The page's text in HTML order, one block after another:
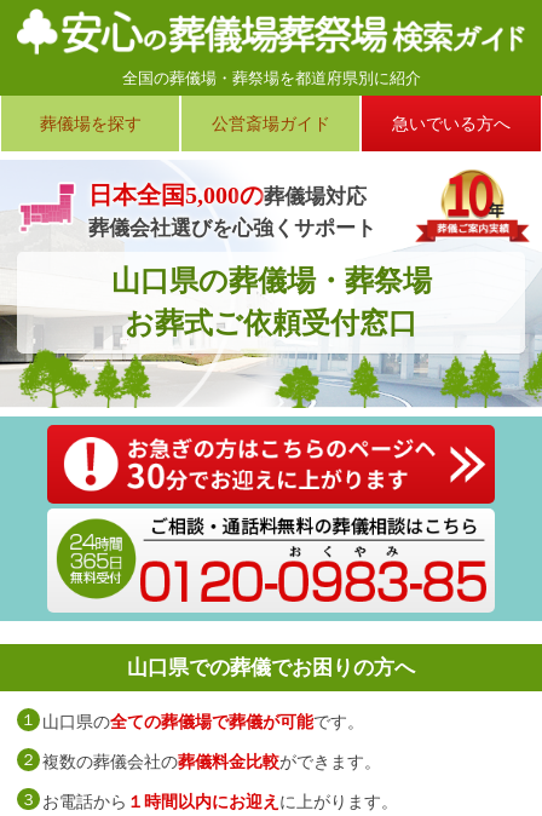
全国の葬儀場・葬祭場を都道府県別に紹介
葬儀場を探す 公営斎場ガイド 急いでいる方へ
日本全国5,000の葬儀場対応
葬儀会社選びを心強くサポート
山口県の葬儀場・葬祭場
お葬式ご依頼受付窓口
山口県での葬儀でお困りの方へ
１ 山口県の全ての葬儀場で葬儀が可能です。
２ 複数の葬儀会社の葬儀料金比較ができます。
３ お電話から １時間以内にお迎え に上がります。